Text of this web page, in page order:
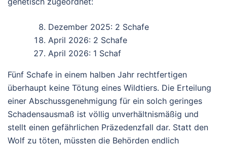
Dezember 2025: 2 Schafe
April 2026: 2 Schafe
April 2026: 1 Schaf
Fünf Schafe in einem halben Jahr rechtfertigen
überhaupt keine Tötung eines Wildtiers. Die Erteilung
einer Abschussgenehmigung für ein solch geringes
Schadensausmaß ist völlig unverhältnismäßig und
stellt einen gefährlichen Präzedenzfall dar. Statt den
Wolf zu töten, müssten die Behörden endlich